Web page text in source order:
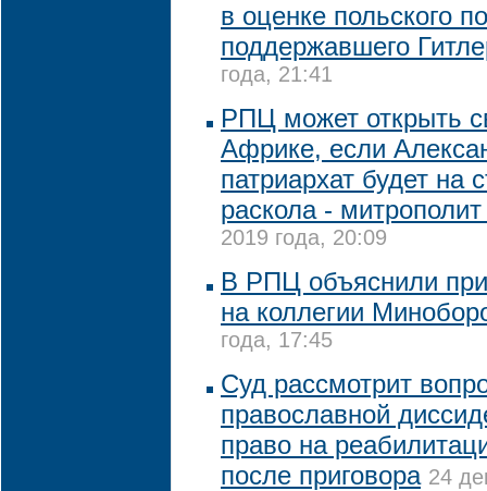
в оценке польского
поддержавшего
года, 21:41
РПЦ может открыть
Африке, если
патриархат будет на
раскола -
2019 года, 20:09
В РПЦ объяснили
на коллегии
года, 17:45
Суд рассмотрит
православной
право на
после приговора 24